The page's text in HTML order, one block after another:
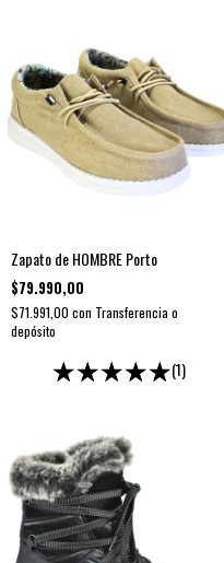
Zapato de HOMBRE Porto
$79.990,00
$71.991,00 con Transferencia o
depósito
(1)